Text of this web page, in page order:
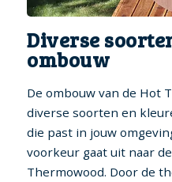
Diverse
ombouw
De ombouw van de Hot
diverse soorten en
die past in jouw
voorkeur gaat uit naar
Thermowood. Door de